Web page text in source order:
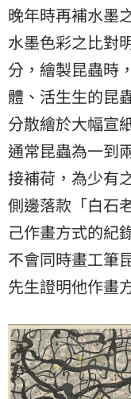
晚年時再補水墨
水墨色彩之比對
分，繪製昆蟲時
體、活生生的昆
分散繪於大幅宣
通常昆蟲為一到
接補荷，為少有
側邊落款「白石
己作畫方式的紀
不會同時畫工筆
先生證明他作畫